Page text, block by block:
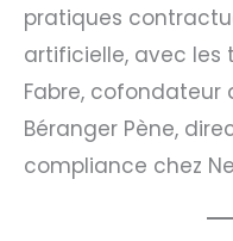
pratiques
artificielle, avec les
Fabre, cofondateur
Béranger Pène,
compliance chez